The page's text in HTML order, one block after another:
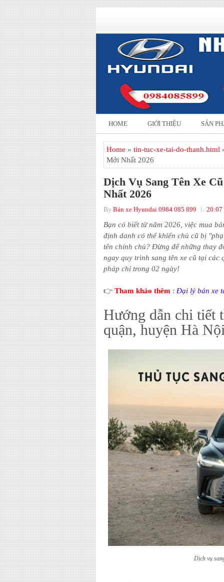
HOME GIỚI THIỆU SẢN
Home » tin-tuc-xe-tai-do-thanh.html
Mới Nhất 2026
Dịch Vụ Sang Tên Xe
Nhất 2026
By Bán xe Hyundai 0984 085 899 20:07
Bạn có biết từ năm 2026, việc mua
định danh có thể khiến chủ cũ bị
tên chính chủ? Đừng để những thay
ngay quy trình sang tên xe cũ tại các
pháp chỉ trong 02 ngày!
👉 Tham khảo thêm : Đại lý bán xe
Hướng dẫn chi tiết
quận, huyện Hà
Dịch vụ